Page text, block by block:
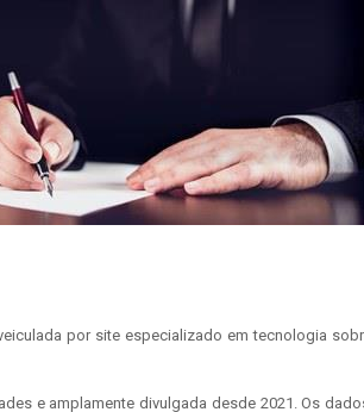
por site especializado em tecnologia
e amplamente divulgada desde 2021. Os